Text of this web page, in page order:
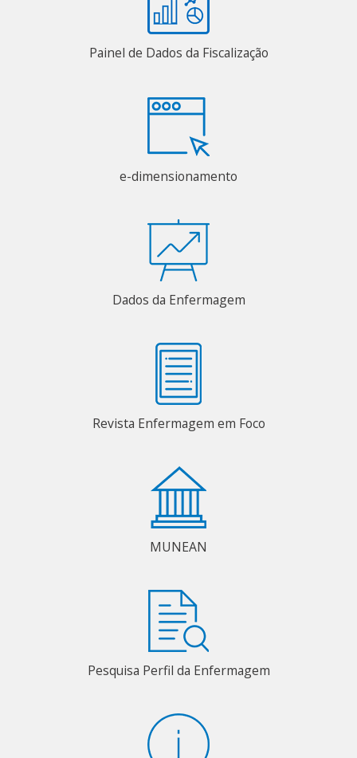
Painel de Dados da Fiscalização
e-dimensionamento
Dados da Enfermagem
Revista Enfermagem em Foco
MUNEAN
Pesquisa Perfil da Enfermagem